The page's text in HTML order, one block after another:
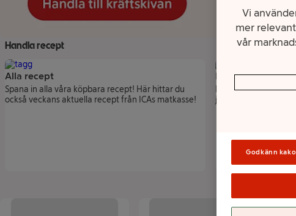
Handla recept
Alla recept
Spana in alla våra köpbara recept! Här hittar du
också veckans aktuella recept från ICAs matkasse!
Recept till
Kolla in våra bästa
ju tillbehören som gör
Vi
mer
vår
Godkänn